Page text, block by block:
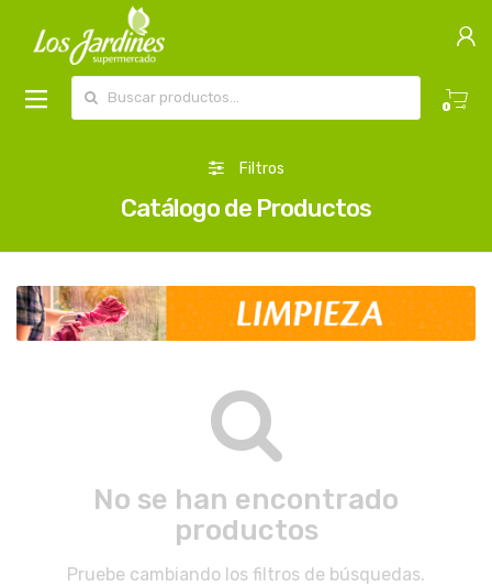
0
Filtros
Catálogo de Productos
No se han encontrado
productos
Pruebe cambiando los filtros de búsquedas.